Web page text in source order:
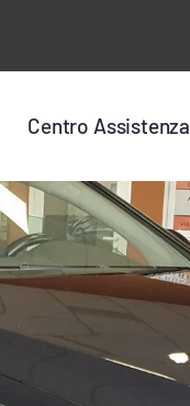
Centro Assistenza